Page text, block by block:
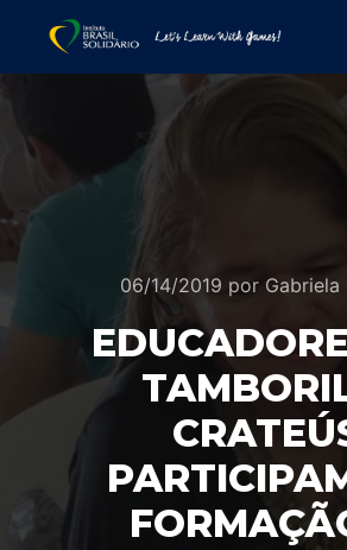
06/14/2019 por